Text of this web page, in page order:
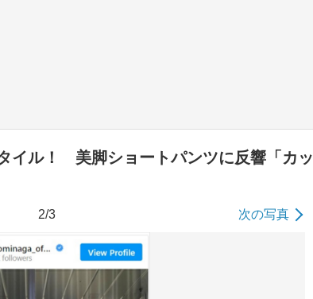
イル！ 美脚ショートパンツに反響「カッ
2/3 次の写真